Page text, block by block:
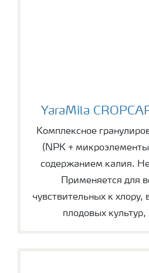
YaraMila
Комплексное
(NPK +
содержанием калия.
Применяется для
чувствительных к хлору,
плодовых